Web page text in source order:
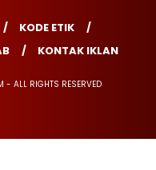
KODE ETIK
KONTAK IKLAN
ALL RIGHTS RESERVED